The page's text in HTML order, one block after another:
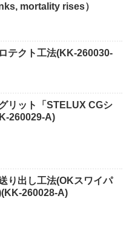
mortality rises）
テクト⼯法(KK-260030-
リット「STELUX CGシ
260029-A)
り出し工法(OKスワイパ
260028-A)